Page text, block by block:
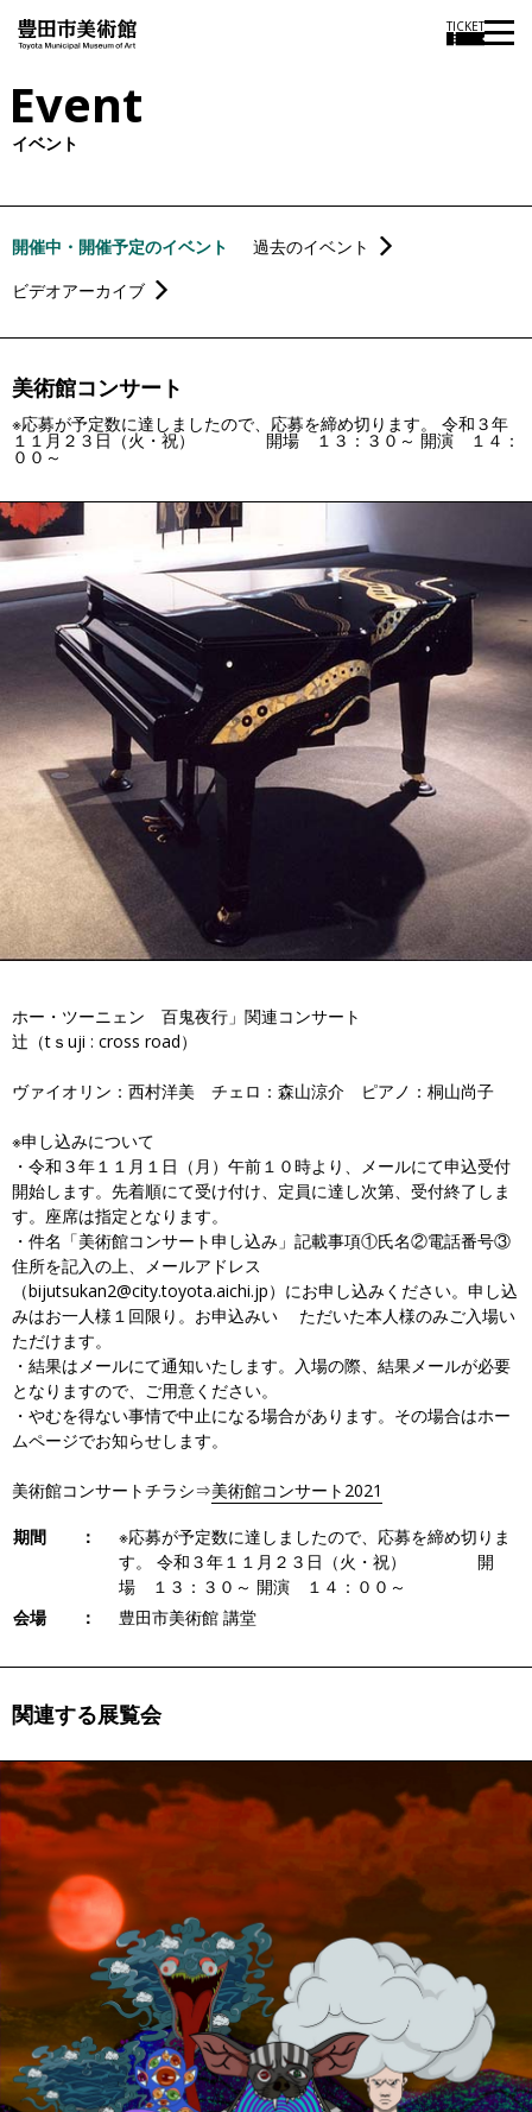
TICKET
Event
イベント
開催中・開催予定のイベント
過去のイベント
ビデオアーカイブ
美術館コンサート
※応募が予定数に達しましたので、応募を締め切ります。 令和３年
１１月２３日（火・祝） 開場 １３：３０～ 開演 １４：
００～
ホー・ツーニェン 百鬼夜行」関連コンサート
辻（tｓuji : cross road）
ヴァイオリン：西村洋美 チェロ：森山涼介 ピアノ：桐山尚子
※申し込みについて
・令和３年１１月１日（月）午前１０時より、メールにて申込受付
開始します。先着順にて受け付け、定員に達し次第、受付終了しま
す。座席は指定となります。
・件名「美術館コンサート申し込み」記載事項①氏名②電話番号③
住所を記入の上、メールアドレス
（bijutsukan2@city.toyota.aichi.jp）にお申し込みください。申し込
みはお一人様１回限り。お申込みい ただいた本人様のみご入場い
ただけます。
・結果はメールにて通知いたします。入場の際、結果メールが必要
となりますので、ご用意ください。
・やむを得ない事情で中止になる場合があります。その場合はホー
ムページでお知らせします。
美術館コンサートチラシ⇒美術館コンサート2021
期間 ：
※応募が予定数に達しましたので、応募を締め切りま
す。 令和３年１１月２３日（火・祝） 開
場 １３：３０～ 開演 １４：００～
会場 ：
豊田市美術館 講堂
関連する展覧会